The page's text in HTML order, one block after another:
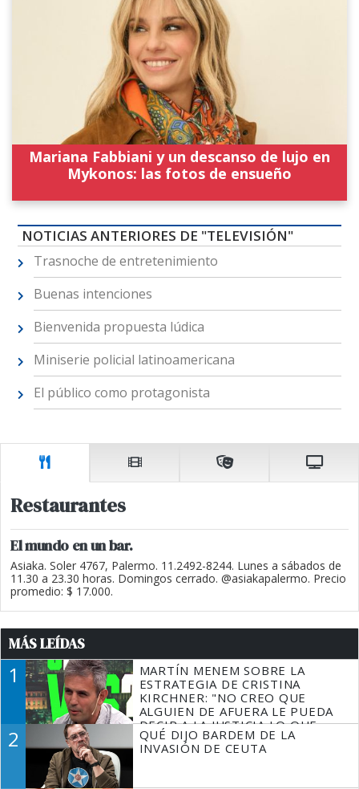
Mariana Fabbiani y un descanso de lujo en
Mykonos: las fotos de ensueño
NOTICIAS ANTERIORES DE "TELEVISIÓN"
Trasnoche de entretenimiento
Buenas intenciones
Bienvenida propuesta lúdica
Miniserie policial latinoamericana
El público como protagonista
Restaurantes
El mundo en un bar.
Asiaka. Soler 4767, Palermo. 11.2492-8244. Lunes a sábados de
11.30 a 23.30 horas. Domingos cerrado. @asiakapalermo. Precio
promedio: $ 17.000.
MÁS LEÍDAS
1
MARTÍN MENEM SOBRE LA
ESTRATEGIA DE CRISTINA
KIRCHNER: "NO CREO QUE
ALGUIEN DE AFUERA LE PUEDA
DECIR A LA JUSTICIA LO QUE
TIENE QUE HACER"
2
QUÉ DIJO BARDEM DE LA
INVASIÓN DE CEUTA